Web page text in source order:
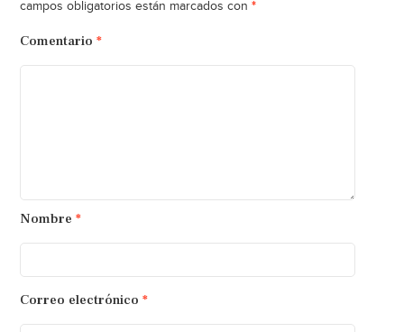
campos obligatorios están marcados con *
Comentario *
Nombre *
Correo electrónico *